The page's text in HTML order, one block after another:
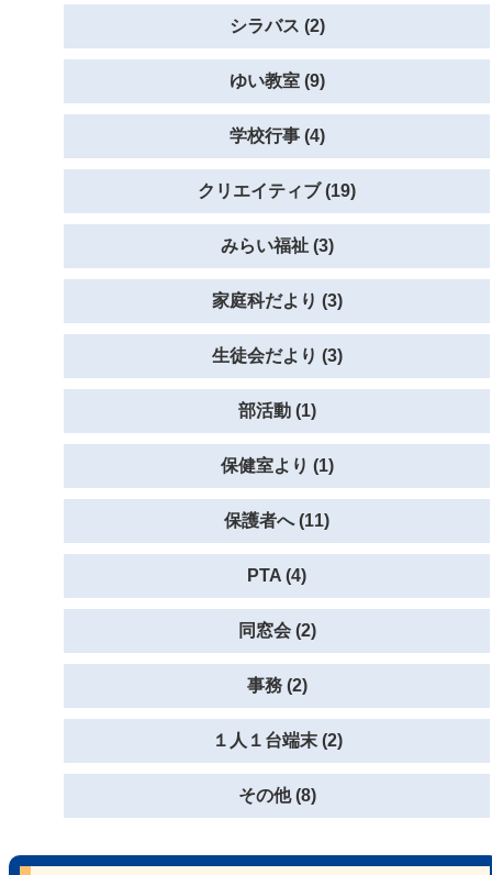
シラバス (2)
ゆい教室 (9)
学校行事 (4)
クリエイティブ (19)
みらい福祉 (3)
家庭科だより (3)
生徒会だより (3)
部活動 (1)
保健室より (1)
保護者へ (11)
PTA (4)
同窓会 (2)
事務 (2)
１人１台端末 (2)
その他 (8)